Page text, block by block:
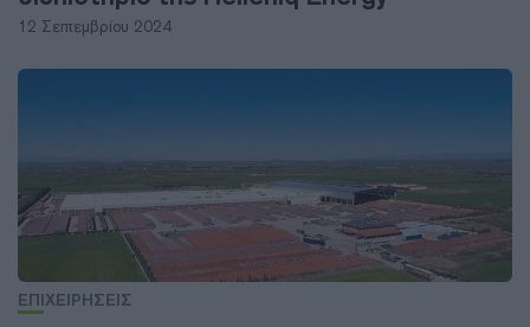
12 Σεπτεμβρίου 2024
ΕΠΙΧΕΙΡΗΣΕΙΣ